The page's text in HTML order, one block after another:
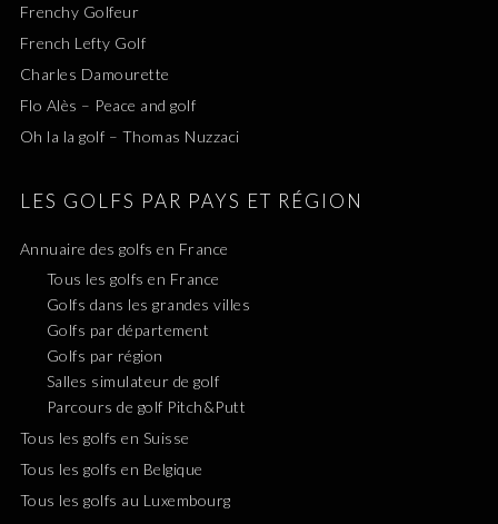
Frenchy Golfeur
French Lefty Golf
Charles Damourette
Flo Alès – Peace and golf
Oh la la golf – Thomas Nuzzaci
LES GOLFS PAR PAYS ET RÉGION
Annuaire des golfs en France
Tous les golfs en France
Golfs dans les grandes villes
Golfs par département
Golfs par région
Salles simulateur de golf
Parcours de golf Pitch&Putt
Tous les golfs en Suisse
Tous les golfs en Belgique
Tous les golfs au Luxembourg